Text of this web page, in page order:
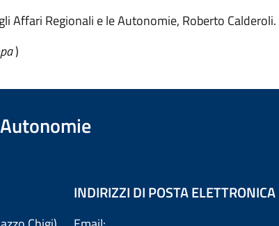
Affari Regionali e le Autonomie, Roberto Calderoli.
)
INDIRIZZI DI POSTA ELETTRONICA